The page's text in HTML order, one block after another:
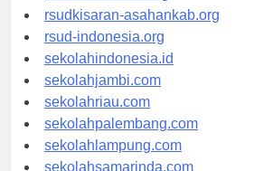
rsud-natunakab.org
rsudkisaran-asahankab.org
rsud-indonesia.org
sekolahindonesia.id
sekolahjambi.com
sekolahriau.com
sekolahpalembang.com
sekolahlampung.com